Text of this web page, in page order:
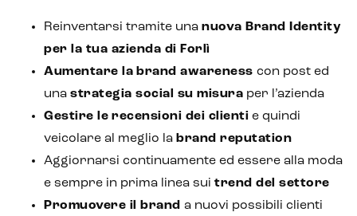
Reinventarsi tramite una nuova Brand Identity
per la tua azienda di Forlì
Aumentare la brand awareness con post ed
una strategia social su misura per l’azienda
Gestire le recensioni dei clienti e quindi
veicolare al meglio la brand reputation
Aggiornarsi continuamente ed essere alla moda
e sempre in prima linea sui trend del settore
Promuovere il brand a nuovi possibili clienti